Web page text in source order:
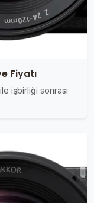
Fiyatı
işbirliği sonrası